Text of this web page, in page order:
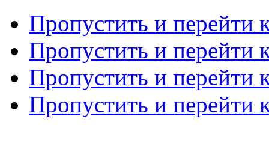
Пропустить и перейти
Пропустить и перейти
Пропустить и перейти
Пропустить и перейти